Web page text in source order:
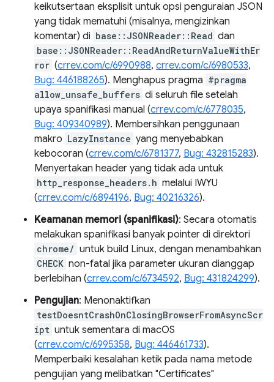
keikutsertaan eksplisit untuk opsi penguraian JSON
yang tidak mematuhi (misalnya, mengizinkan
komentar) di base::JSONReader::Read dan
base::JSONReader::ReadAndReturnValueWithEr
ror (crrev.com/c/6990988, crrev.com/c/6980533,
Bug: 446188265). Menghapus pragma #pragma
allow_unsafe_buffers di seluruh file setelah
upaya spanifikasi manual (crrev.com/c/6778035,
Bug: 409340989). Membersihkan penggunaan
makro LazyInstance yang menyebabkan
kebocoran (crrev.com/c/6781377, Bug: 432815283).
Menyertakan header yang tidak ada untuk
http_response_headers.h melalui IWYU
(crrev.com/c/6894196, Bug: 40216326).
Keamanan memori (spanifikasi): Secara otomatis
melakukan spanifikasi banyak pointer di direktori
chrome/ untuk build Linux, dengan menambahkan
CHECK non-fatal jika parameter ukuran dianggap
berlebihan (crrev.com/c/6734592, Bug: 431824299).
Pengujian: Menonaktifkan
testDoesntCrashOnClosingBrowserFromAsyncScr
ipt untuk sementara di macOS
(crrev.com/c/6995358, Bug: 446461733).
Memperbaiki kesalahan ketik pada nama metode
pengujian yang melibatkan "Certificates"